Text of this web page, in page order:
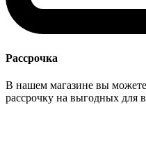
Рассрочка
В нашем магазине вы
рассрочку на выгодных для